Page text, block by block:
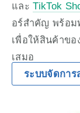
และ TikTok
อร์สำคัญ พร้อม
เพื่อให้สินค้าข
เสมอ
ระบบจัดการ